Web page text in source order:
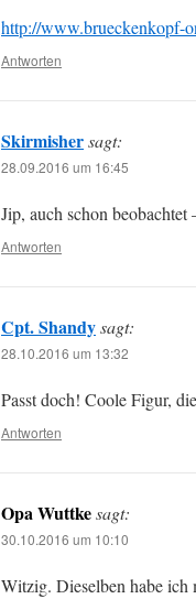
http://www.brueckenkopf-
Antworten
Skirmishersagt:
28.09.2016 um 16:45
Jip, auch schon
Antworten
Cpt. Shandysagt:
28.10.2016 um 13:32
Passt doch! Coole Figur,
Antworten
Opa Wuttkesagt:
30.10.2016 um 10:10
Witzig. Dieselben habe ich